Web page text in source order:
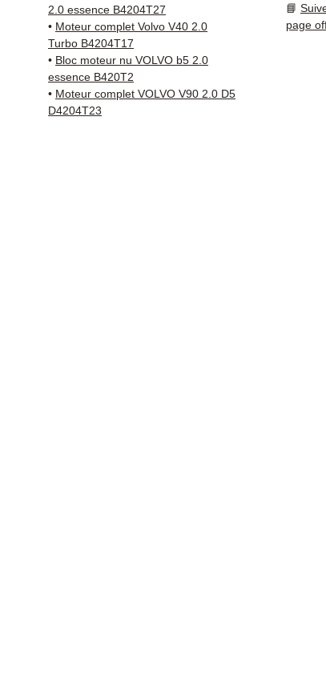
✅
2.0 essence B4204T27
• Moteur complet Volvo V40 2.0
Turbo B4204T17
• Bloc moteur nu VOLVO b5 2.0
essence B420T2
• Moteur complet VOLVO V90 2.0 D5
D4204T23
📘
page